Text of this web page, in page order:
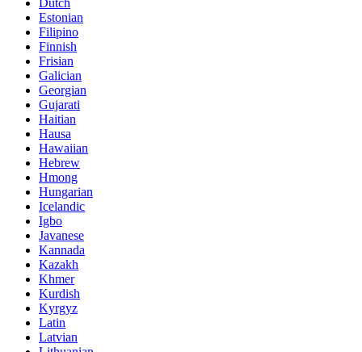
Dutch
Estonian
Filipino
Finnish
Frisian
Galician
Georgian
Gujarati
Haitian
Hausa
Hawaiian
Hebrew
Hmong
Hungarian
Icelandic
Igbo
Javanese
Kannada
Kazakh
Khmer
Kurdish
Kyrgyz
Latin
Latvian